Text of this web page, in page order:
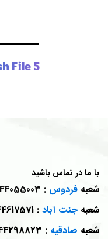
File 5
با ما در تماس باشید
شعبه فردوس : 02144055003
شعبه جنت آباد : 02144617571
شعبه صادقیه : 02144298823